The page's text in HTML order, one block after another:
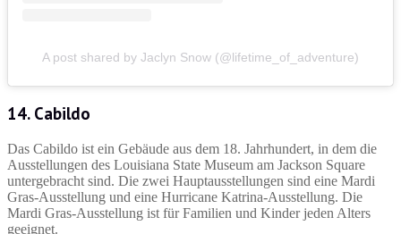
A post shared by Jaclyn Snow (@lifetime_of_adventure)
14. Cabildo
Das Cabildo ist ein Gebäude aus dem 18. Jahrhundert, in dem die
Ausstellungen des Louisiana State Museum am Jackson Square
untergebracht sind. Die zwei Hauptausstellungen sind eine Mardi
Gras-Ausstellung und eine Hurricane Katrina-Ausstellung. Die
Mardi Gras-Ausstellung ist für Familien und Kinder jeden Alters
geeignet.